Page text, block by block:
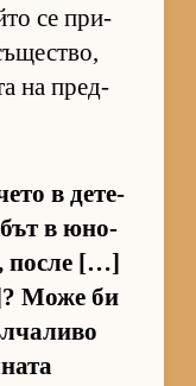
се при­
на пред­
в де­те­
в юно­
после […]
Може би